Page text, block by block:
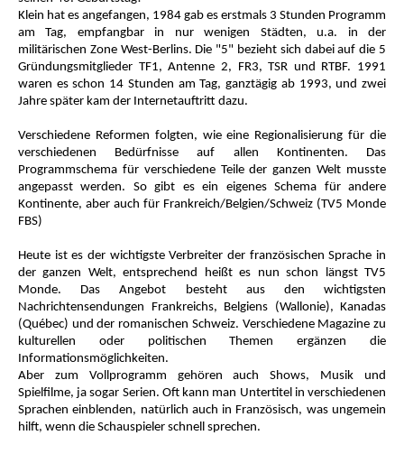
Klein hat es angefangen, 1984 gab es erstmals 3 Stunden Programm
am Tag, empfangbar in nur wenigen Städten, u.a. in der
militärischen Zone West-Berlins. Die "5" bezieht sich dabei auf die 5
Gründungsmitglieder TF1, Antenne 2, FR3, TSR und RTBF. 1991
waren es schon 14 Stunden am Tag, ganztägig ab 1993, und zwei
Jahre später kam der Internetauftritt dazu.
Verschiedene Reformen folgten, wie eine Regionalisierung für die
verschiedenen Bedürfnisse auf allen Kontinenten. Das
Programmschema für verschiedene Teile der ganzen Welt musste
angepasst werden. So gibt es ein eigenes Schema für andere
Kontinente, aber auch für Frankreich/Belgien/Schweiz (TV5 Monde
FBS)
Heute ist es der wichtigste Verbreiter der französischen Sprache in
der ganzen Welt, entsprechend heißt es nun schon längst TV5
Monde. Das Angebot besteht aus den wichtigsten
Nachrichtensendungen Frankreichs, Belgiens (Wallonie), Kanadas
(Québec) und der romanischen Schweiz. Verschiedene Magazine zu
kulturellen oder politischen Themen ergänzen die
Informationsmöglichkeiten.
Aber zum Vollprogramm gehören auch Shows, Musik und
Spielfilme, ja sogar Serien. Oft kann man Untertitel in verschiedenen
Sprachen einblenden, natürlich auch in Französisch, was ungemein
hilft, wenn die Schauspieler schnell sprechen.